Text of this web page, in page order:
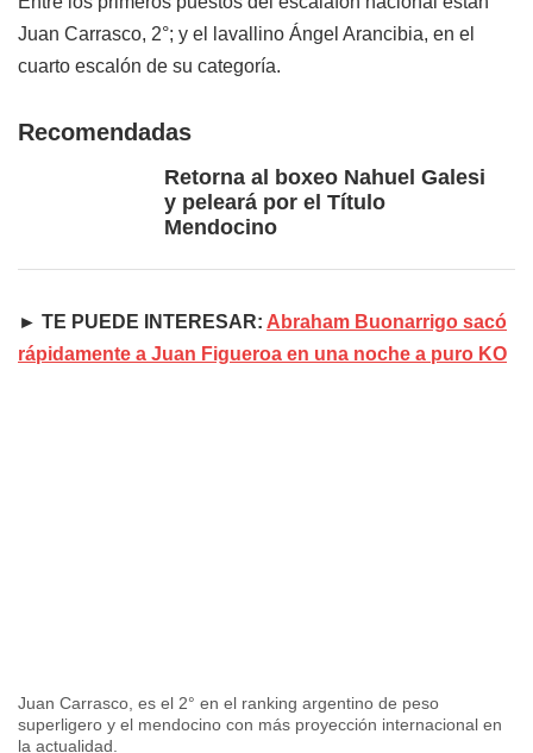
Juan Carrasco, 2°; y el lavallino Ángel Arancibia, en el
cuarto escalón de su categoría.
Recomendadas
Retorna al boxeo Nahuel Galesi
y peleará por el Título
Mendocino
► TE PUEDE INTERESAR: Abraham Buonarrigo sacó
rápidamente a Juan Figueroa en una noche a puro KO
Juan Carrasco, es el 2° en el ranking argentino de peso
superligero y el mendocino con más proyección internacional en
la actualidad.